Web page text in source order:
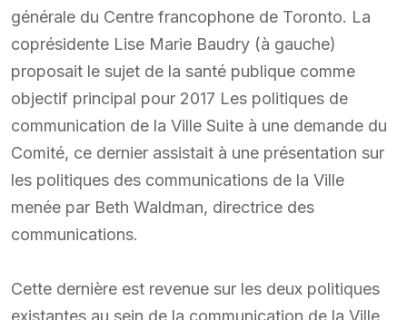
générale du Centre francophone de Toronto. La
coprésidente Lise Marie Baudry (à gauche)
proposait le sujet de la santé publique comme
objectif principal pour 2017 Les politiques de
communication de la Ville Suite à une demande du
Comité, ce dernier assistait à une présentation sur
les politiques des communications de la Ville
menée par Beth Waldman, directrice des
communications.
Cette dernière est revenue sur les deux politiques
existantes au sein de la communication de la Ville.